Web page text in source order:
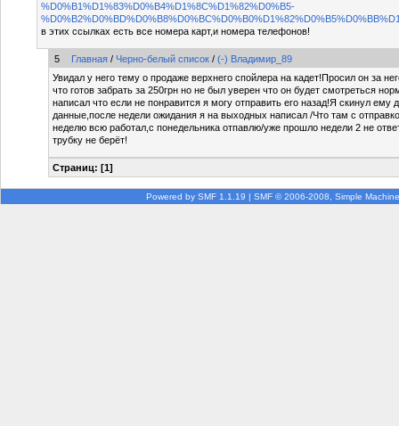
%D0%B1%D1%83%D0%B4%D1%8C%D1%82%D0%B5-
в этих ссылках есть все номера карт,и номера телефонов!
5 Главная / Черно-белый список / (-) Владимир_89
Увидал у него тему о продаже верхнего спойлера на кадет!Просил он за
что готов забрать за 250грн но не был уверен что он будет смотреться
написал что если не понравится я могу отправить его назад!Я скинул ему
данные,после недели ожидания я на выходных написал /Что там с
неделю всю работал,с понедельника отпавлю/уже прошло недели 2 не
трубку не берёт!
Страниц: [1]
Powered by SMF 1.1.19 | SMF © 2006-2008, Simple